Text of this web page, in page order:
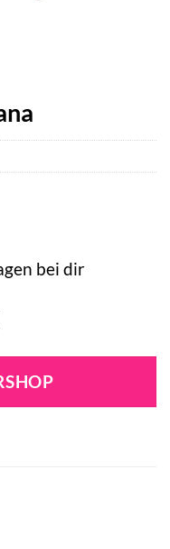
515,08 €.
bei dir